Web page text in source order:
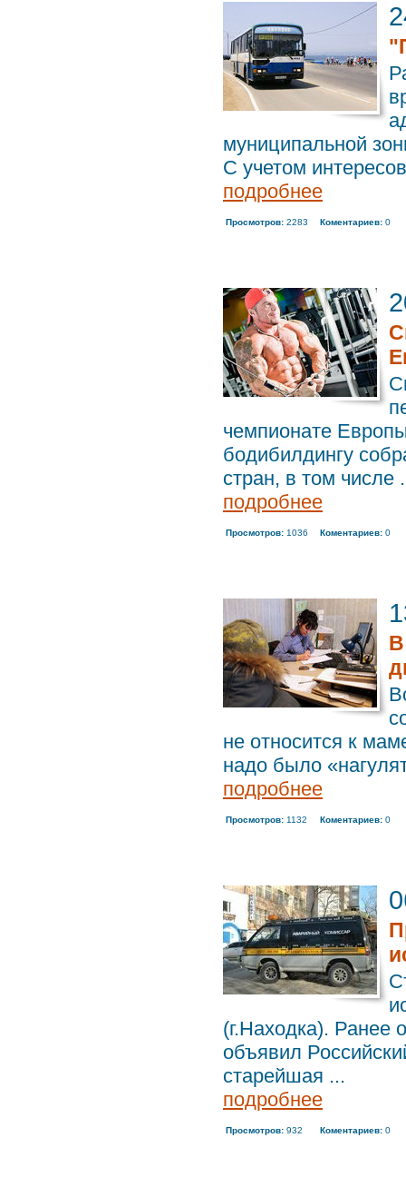
муниципальной
С учетом
подробнее
Просмотров: 2283 Коментариев: 0
чемпионате
бодибилдингу
стран, в том числе
подробнее
Просмотров: 1036 Коментариев: 0
не относится к
надо было
подробнее
Просмотров: 1132 Коментариев: 0
(г.Находка). Ранее
объявил
старейшая ...
подробнее
Просмотров: 932 Коментариев: 0